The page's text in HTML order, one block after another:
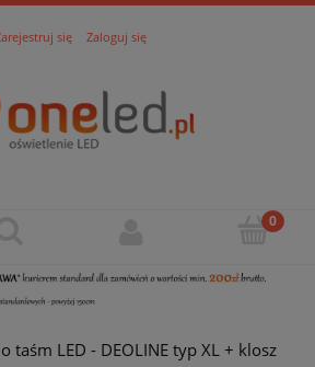
się Zaloguj się
taśm LED - DEOLINE typ XL + klosz